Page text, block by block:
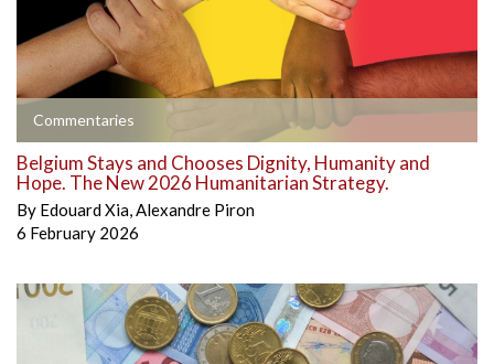
Commentaries
Belgium Stays and Chooses Dignity, Humanity and
Hope. The New 2026 Humanitarian Strategy.
By Edouard Xia,Alexandre Piron
6 February 2026